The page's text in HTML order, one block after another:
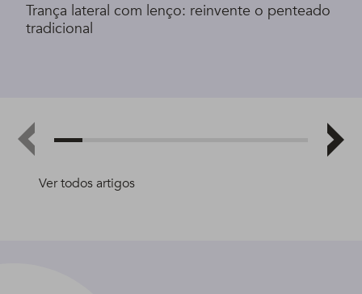
Ver todos artigos
Trança lateral com lenço: reinvente o penteado
tradicional